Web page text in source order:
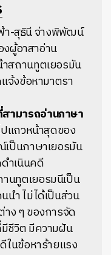
า-สุธินี จ่างพิพัฒน์
ผู้อาสาอ่าน
สถานทูตเยอรมัน
จ้งข้อหามาตรา
สามารถอ่านภาษา
แถวหน้าสุดของ
ป็นภาษาเยอรมัน
ำเนินคดี
นทูตเยอรมนีเป็น
นำ ไม่ได้เป็นส่วน
ง ๆ ของการจัด
ชีวิต มีความฝัน
ในข้อหาร้ายแรง